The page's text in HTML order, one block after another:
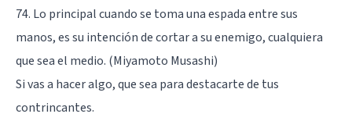
74. Lo principal cuando se toma una espada entre sus
manos, es su intención de cortar a su enemigo, cualquiera
que sea el medio. (Miyamoto Musashi)
Si vas a hacer algo, que sea para destacarte de tus
contrincantes.